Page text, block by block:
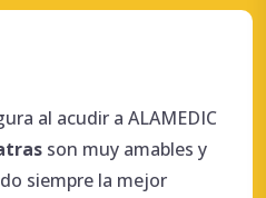
al acudir a ALAMEDIC
son muy amables y
siempre la mejor